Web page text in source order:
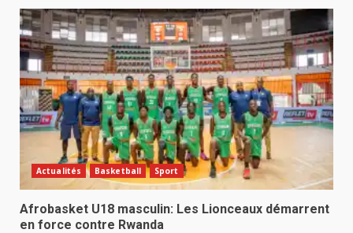
Actualités Basketball Sport
Afrobasket U18 masculin: Les Lionceaux démarrent
en force contre Rwanda